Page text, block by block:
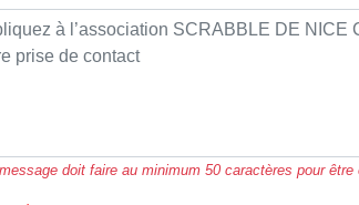
doit faire au minimum 50 caractères pour être